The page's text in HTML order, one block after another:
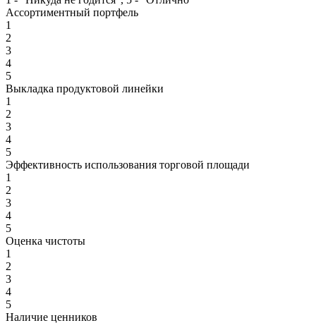
Ассортиментный портфель
1
2
3
4
5
Выкладка продуктовой линейки
1
2
3
4
5
Эффективность использования торговой площади
1
2
3
4
5
Оценка чистоты
1
2
3
4
5
Наличие ценников